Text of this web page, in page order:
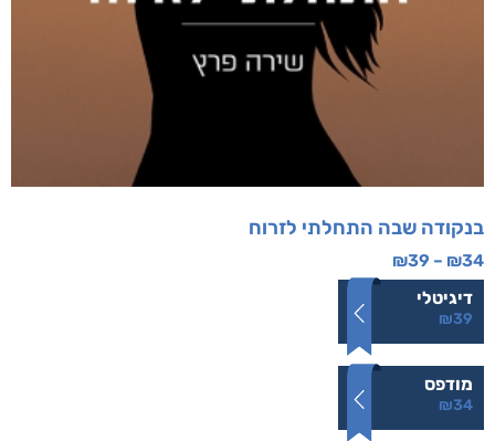
בנקודה שבה התחלתי לזרוח
₪34
–
₪39
דיגיטלי
₪39
מודפס
₪34